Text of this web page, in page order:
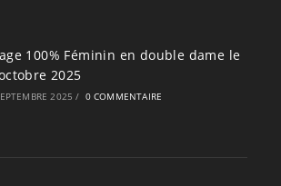
100% Féminin en double dame le
2025
2025 / 0 COMMENTAIRE